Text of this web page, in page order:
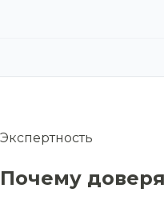
Экспертность
Почему